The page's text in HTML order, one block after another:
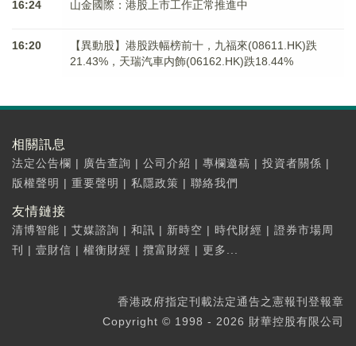
16:24 山金國際：港股上市工作正常推進中
16:20
【異動股】港股跌幅榜前十，九福來(08611.HK)跌
21.43%，天瑞汽車内飾(06162.HK)跌18.44%
相關訊息
法定公告欄 | 廣告查詢 | 公司介紹 | 專欄邀稿 | 投資者關係 |
版權聲明 | 重要聲明 | 私隱政策 | 聯絡我們
友情鏈接
清博智能 | 艾媒諮詢 | 和訊 | 新時空 | 時代財經 | 證券市場周
刊
| 壹財信 | 權衡財經 | 攬富財經 | 更多...
香港政府指定刊載法定通告之憲報刊登報章
Copyright © 1998 - 2026 財華控股有限公司